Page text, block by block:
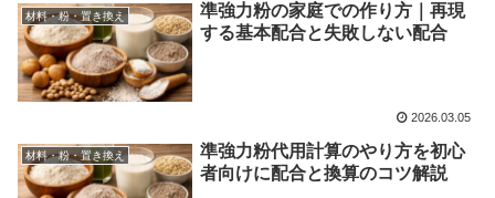
材料・粉・置き換え
準強力粉の家庭での作り方｜再現
する基本配合と失敗しない配合
2026.03.05
材料・粉・置き換え
準強力粉代用計算のやり方を初心
者向けに配合と換算のコツ解説